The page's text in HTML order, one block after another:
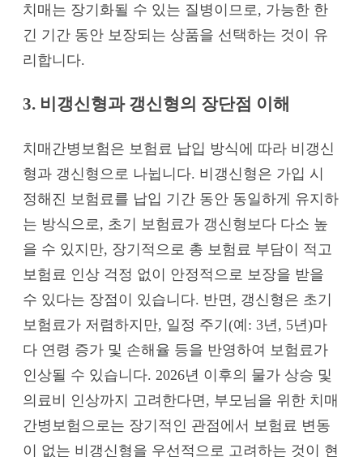
치매는 장기화될 수 있는 질병이므로, 가능한 한
긴 기간 동안 보장되는 상품을 선택하는 것이 유
리합니다.
3. 비갱신형과 갱신형의 장단점 이해
치매간병보험은 보험료 납입 방식에 따라 비갱신
형과 갱신형으로 나뉩니다. 비갱신형은 가입 시
정해진 보험료를 납입 기간 동안 동일하게 유지하
는 방식으로, 초기 보험료가 갱신형보다 다소 높
을 수 있지만, 장기적으로 총 보험료 부담이 적고
보험료 인상 걱정 없이 안정적으로 보장을 받을
수 있다는 장점이 있습니다. 반면, 갱신형은 초기
보험료가 저렴하지만, 일정 주기(예: 3년, 5년)마
다 연령 증가 및 손해율 등을 반영하여 보험료가
인상될 수 있습니다. 2026년 이후의 물가 상승 및
의료비 인상까지 고려한다면, 부모님을 위한 치매
간병보험으로는 장기적인 관점에서 보험료 변동
이 없는 비갱신형을 우선적으로 고려하는 것이 현